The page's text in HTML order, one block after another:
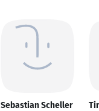
Sebastian Scheller